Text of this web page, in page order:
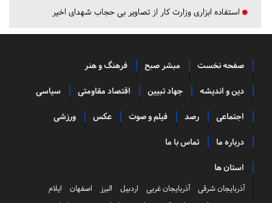
استفاده ابزاری وزارت کار از تصاویر بی حجاب شهدای اخیر
صفحه نخست مبشر صبح فرهنگ و هنر
دین و اندیشه جهاد تبیین اقتصاد مقاومتی سیاسی
اجتماعی رصد فیلم و صوت عکس ورزشی
درباره ما تماس با ما
استان ها
آذربایجان شرقی آذربایجان غربی اردبیل البرز اصفهان
ایلام